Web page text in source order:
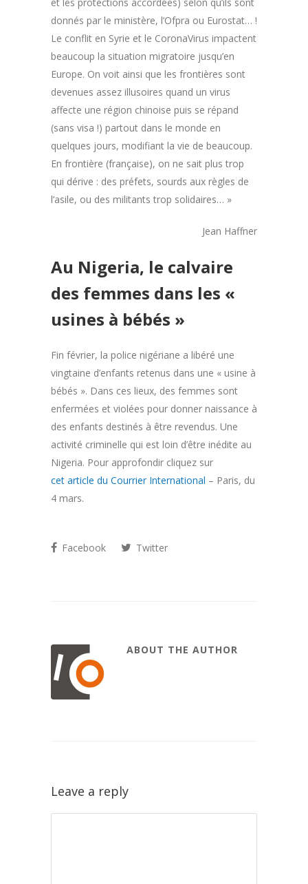
donnés par le ministère, l’Ofpra ou Eurostat… !
Le conflit en Syrie et le CoronaVirus impactent
beaucoup la situation migratoire jusqu’en
Europe. On voit ainsi que les frontières sont
devenues assez illusoires quand un virus
affecte une région chinoise puis se répand
(sans visa !) partout dans le monde en
quelques jours, modifiant la vie de beaucoup.
En frontière (française), on ne sait plus trop
qui dérive : des préfets, sourds aux règles de
l’asile, ou des militants trop solidaires… »
Jean Haffner
Au Nigeria, le calvaire
des femmes dans les «
usines à bébés »
Fin février, la police nigériane a libéré une
vingtaine d’enfants retenus dans une « usine à
bébés ». Dans ces lieux, des femmes sont
enfermées et violées pour donner naissance à
des enfants destinés à être revendus. Une
activité criminelle qui est loin d’être inédite au
Nigeria. Pour approfondir cliquez sur
cet article du Courrier International – Paris, du
4 mars.
Facebook Twitter
ABOUT THE AUTHOR
Leave a reply